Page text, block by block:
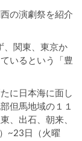
の演劇祭を紹介
、関東、東京か
いるという「豊
に日本海に面し
但馬地域の１１
、出石、朝来、
~23日（火曜